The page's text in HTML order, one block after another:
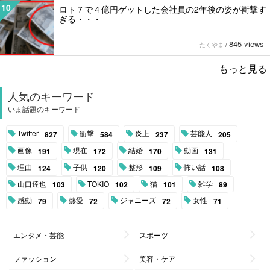
10
ロト７で４億円ゲットした会社員の2年後の姿が衝撃す
ぎる・・・
たくやま / 845 views
もっと見る
人気のキーワード
いま話題のキーワード
Twitter 827 衝撃 584 炎上 237 芸能人 205
画像 191 現在 172 結婚 170 動画 131
理由 124 子供 120 整形 109 怖い話 108
山口達也 103 TOKIO 102 猫 101 雑学 89
感動 79 熱愛 72 ジャニーズ 72 女性 71
エンタメ・芸能 スポーツ
ファッション 美容・ケア